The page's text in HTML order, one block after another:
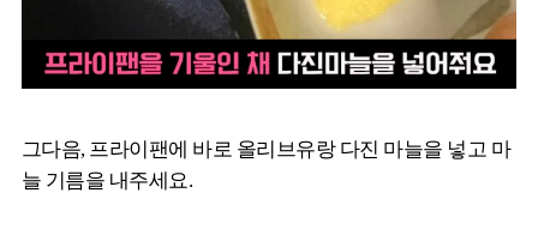
그다음, 프라이팬에 바로 올리브유랑 다진 마늘을 넣고 마
늘 기름을 내주세요.